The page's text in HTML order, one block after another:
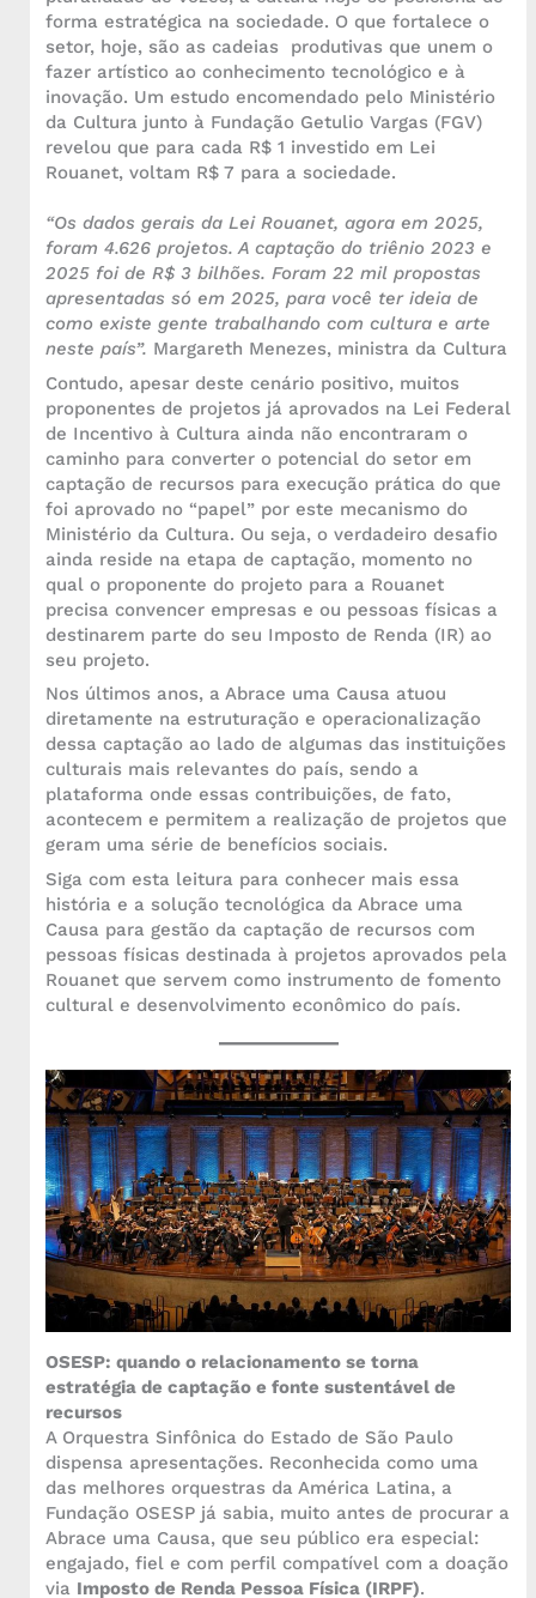
forma estratégica na sociedade. O que fortalece o
setor, hoje, são as cadeias produtivas que unem o
fazer artístico ao conhecimento tecnológico e à
inovação. Um estudo encomendado pelo Ministério
da Cultura junto à Fundação Getulio Vargas (FGV)
revelou que para cada R$ 1 investido em Lei
Rouanet, voltam R$ 7 para a sociedade.
“Os dados gerais da Lei Rouanet, agora em 2025,
foram 4.626 projetos. A captação do triênio 2023 e
2025 foi de R$ 3 bilhões. Foram 22 mil propostas
apresentadas só em 2025, para você ter ideia de
como existe gente trabalhando com cultura e arte
neste país”. Margareth Menezes, ministra da Cultura
Contudo, apesar deste cenário positivo, muitos
proponentes de projetos já aprovados na Lei Federal
de Incentivo à Cultura ainda não encontraram o
caminho para converter o potencial do setor em
captação de recursos para execução prática do que
foi aprovado no “papel” por este mecanismo do
Ministério da Cultura. Ou seja, o verdadeiro desafio
ainda reside na etapa de captação, momento no
qual o proponente do projeto para a Rouanet
precisa convencer empresas e ou pessoas físicas a
destinarem parte do seu Imposto de Renda (IR) ao
seu projeto.
Nos últimos anos, a Abrace uma Causa atuou
diretamente na estruturação e operacionalização
dessa captação ao lado de algumas das instituições
culturais mais relevantes do país, sendo a
plataforma onde essas contribuições, de fato,
acontecem e permitem a realização de projetos que
geram uma série de benefícios sociais.
Siga com esta leitura para conhecer mais essa
história e a solução tecnológica da Abrace uma
Causa para gestão da captação de recursos com
pessoas físicas destinada à projetos aprovados pela
Rouanet que servem como instrumento de fomento
cultural e desenvolvimento econômico do país.
OSESP: quando o relacionamento se torna
estratégia de captação e fonte sustentável de
recursos
A Orquestra Sinfônica do Estado de São Paulo
dispensa apresentações. Reconhecida como uma
das melhores orquestras da América Latina, a
Fundação OSESP já sabia, muito antes de procurar a
Abrace uma Causa, que seu público era especial:
engajado, fiel e com perfil compatível com a doação
via Imposto de Renda Pessoa Física (IRPF).